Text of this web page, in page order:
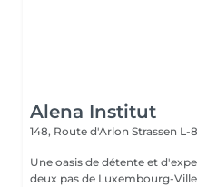
Alena Institut
148, Route d'Arlon Strassen L-
Une oasis de détente et
deux pas de Luxembourg-